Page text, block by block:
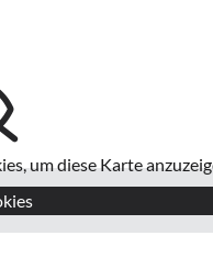
um diese Karte